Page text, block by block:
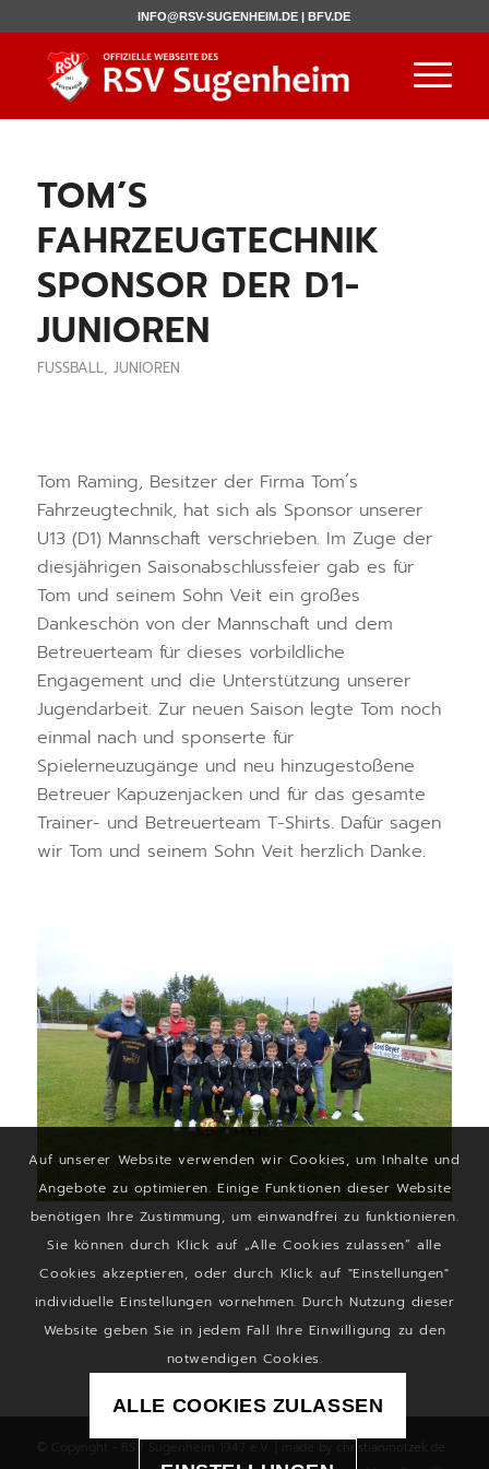
INFO@RSV-SUGENHEIM.DE |BFV.DE
TOM´S
FAHRZEUGTECHNIK
SPONSOR DER D1-
JUNIOREN
FUSSBALL, JUNIOREN
Tom Raming, Besitzer der Firma Tom´s
Fahrzeugtechnik, hat sich als Sponsor unserer
U13 (D1) Mannschaft verschrieben. Im Zuge der
diesjährigen Saisonabschlussfeier gab es für
Tom und seinem Sohn Veit ein großes
Dankeschön von der Mannschaft und dem
Betreuerteam für dieses vorbildliche
Engagement und die Unterstützung unserer
Jugendarbeit. Zur neuen Saison legte Tom noch
einmal nach und sponserte für
Spielerneuzugänge und neu hinzugestoßene
Betreuer Kapuzenjacken und für das gesamte
Trainer- und Betreuerteam T-Shirts. Dafür sagen
wir Tom und seinem Sohn Veit herzlich Danke.
© Copyright - RSV Sugenheim 1947 e.V. | made by christianmotzek.de
Auf unserer Website verwenden wir Cookies, um Inhalte und
Angebote zu optimieren. Einige Funktionen dieser Website
benötigen Ihre Zustimmung, um einwandfrei zu funktionieren.
Sie können durch Klick auf „Alle Cookies zulassen“ alle
Cookies akzeptieren, oder durch Klick auf "Einstellungen"
individuelle Einstellungen vornehmen. Durch Nutzung dieser
Website geben Sie in jedem Fall Ihre Einwilligung zu den
notwendigen Cookies.
ALLE COOKIES ZULASSEN